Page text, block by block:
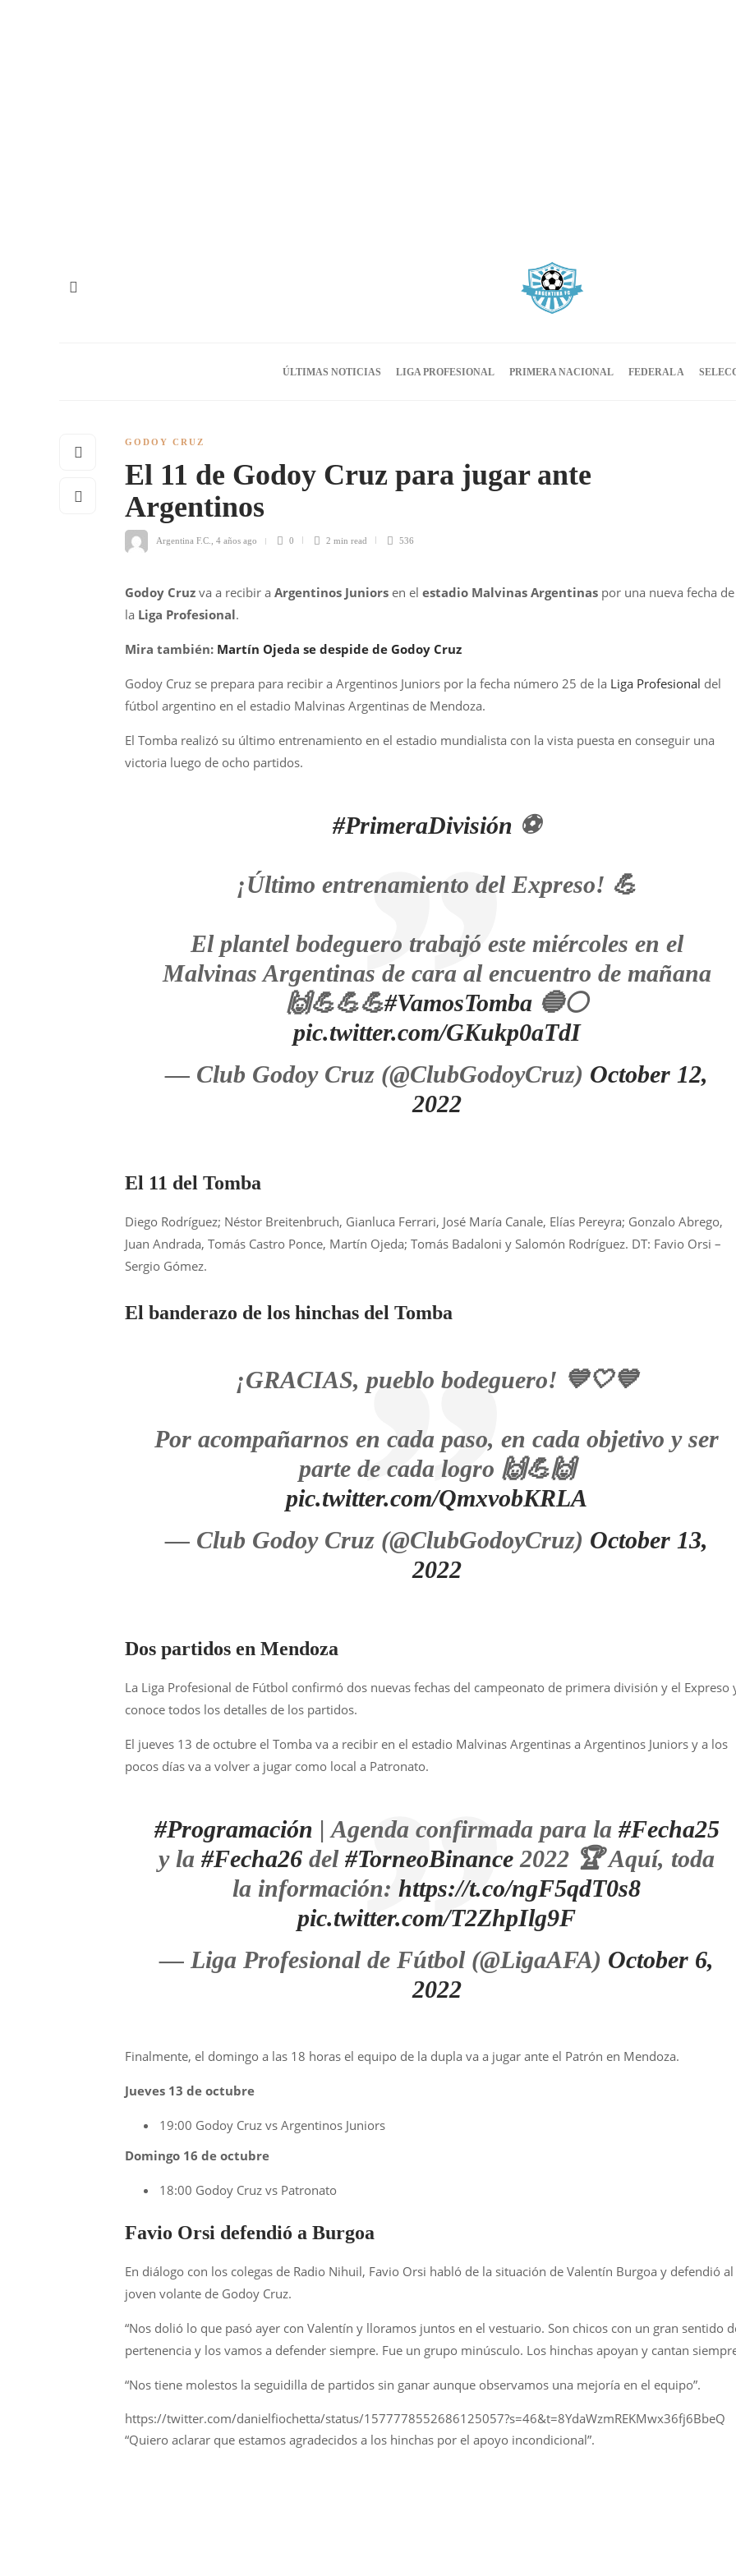
ÚLTIMAS NOTICIAS LIGA PROFESIONAL PRIMERA NACIONAL FEDERAL A
GODOY CRUZ
El 11 de Godoy Cruz para jugar ante
Argentinos
Argentina F.C. 4 años ago 0 2 min read 536
Godoy Cruz va a recibir a Argentinos Juniors en el estadio Malvinas Argentinas por una nueva fecha de
la Liga Profesional.
Mira también: Martín Ojeda se despide de Godoy Cruz
Godoy Cruz se prepara para recibir a Argentinos Juniors por la fecha número 25 de la Liga Profesional del
fútbol argentino en el estadio Malvinas Argentinas de Mendoza.
El Tomba realizó su último entrenamiento en el estadio mundialista con la vista puesta en conseguir una
victoria luego de ocho partidos.
#PrimeraDivisión ⚽
¡Último entrenamiento del Expreso! 💪
El plantel bodeguero trabajó este miércoles en el
Malvinas Argentinas de cara al encuentro de mañana
🙌💪💪💪#VamosTomba🔵⚪
pic.twitter.com/GKukp0aTdI
— Club Godoy Cruz (@ClubGodoyCruz) October 12,
2022
El 11 del Tomba
Diego Rodríguez; Néstor Breitenbruch, Gianluca Ferrari, José María Canale, Elías Pereyra; Gonzalo Abrego,
Juan Andrada, Tomás Castro Ponce, Martín Ojeda; Tomás Badaloni y Salomón Rodríguez. DT: Favio Orsi –
Sergio Gómez.
El banderazo de los hinchas del Tomba
¡GRACIAS, pueblo bodeguero! 💙🤍💙
Por acompañarnos en cada paso, en cada objetivo y ser
parte de cada logro 🙌💪🙌
pic.twitter.com/QmxvobKRLA
— Club Godoy Cruz (@ClubGodoyCruz) October 13,
2022
Dos partidos en Mendoza
La Liga Profesional de Fútbol confirmó dos nuevas fechas del campeonato de primera división y el Expreso
conoce todos los detalles de los partidos.
El jueves 13 de octubre el Tomba va a recibir en el estadio Malvinas Argentinas a Argentinos Juniors y a los
pocos días va a volver a jugar como local a Patronato.
#Programación | Agenda confirmada para la #Fecha25
y la#Fecha26 del#TorneoBinance 2022 🏆 Aquí, toda
la información:https://t.co/ngF5qdT0s8
pic.twitter.com/T2ZhpIlg9F
— Liga Profesional de Fútbol (@LigaAFA) October 6,
2022
Finalmente, el domingo a las 18 horas el equipo de la dupla va a jugar ante el Patrón en Mendoza.
Jueves 13 de octubre
19:00 Godoy Cruz vs Argentinos Juniors
Domingo 16 de octubre
18:00 Godoy Cruz vs Patronato
Favio Orsi defendió a Burgoa
En diálogo con los colegas de Radio Nihuil, Favio Orsi habló de la situación de Valentín Burgoa y defendió al
joven volante de Godoy Cruz.
“Nos dolió lo que pasó ayer con Valentín y lloramos juntos en el vestuario. Son chicos con un gran sentido
pertenencia y los vamos a defender siempre. Fue un grupo minúsculo. Los hinchas apoyan y cantan
“Nos tiene molestos la seguidilla de partidos sin ganar aunque observamos una mejoría en el equipo”.
https://twitter.com/danielfiochetta/status/1577778552686125057?s=46&t=8YdaWzmREKMwx36fj6BbeQ
“Quiero aclarar que estamos agradecidos a los hinchas por el apoyo incondicional”.